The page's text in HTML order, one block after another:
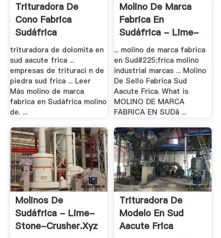
Trituradora De
Cono Fabrica
Sudáfrica
trituradora de dolomita en
sud aacute frica ...
empresas de trituraci n de
piedra sud frica ... Leer
Más molino de marca
fabrica en Sudáfrica molino
de. ...
Molino De Marca
Fabrica En
Sudáfrica - Lime-
Stone .
... molino de marca fabrica
en Sud#225;frica molino
industrial marcas ... Molino
De Sello Fabrica Sud
Aacute Frica. What is
MOLINO DE MARCA
FABRICA EN SUDã ...
Molinos De
Sudáfrica - Lime-
Stone-Crusher.xyz
Trituradora De
Modelo En Sud
Aacute Frica